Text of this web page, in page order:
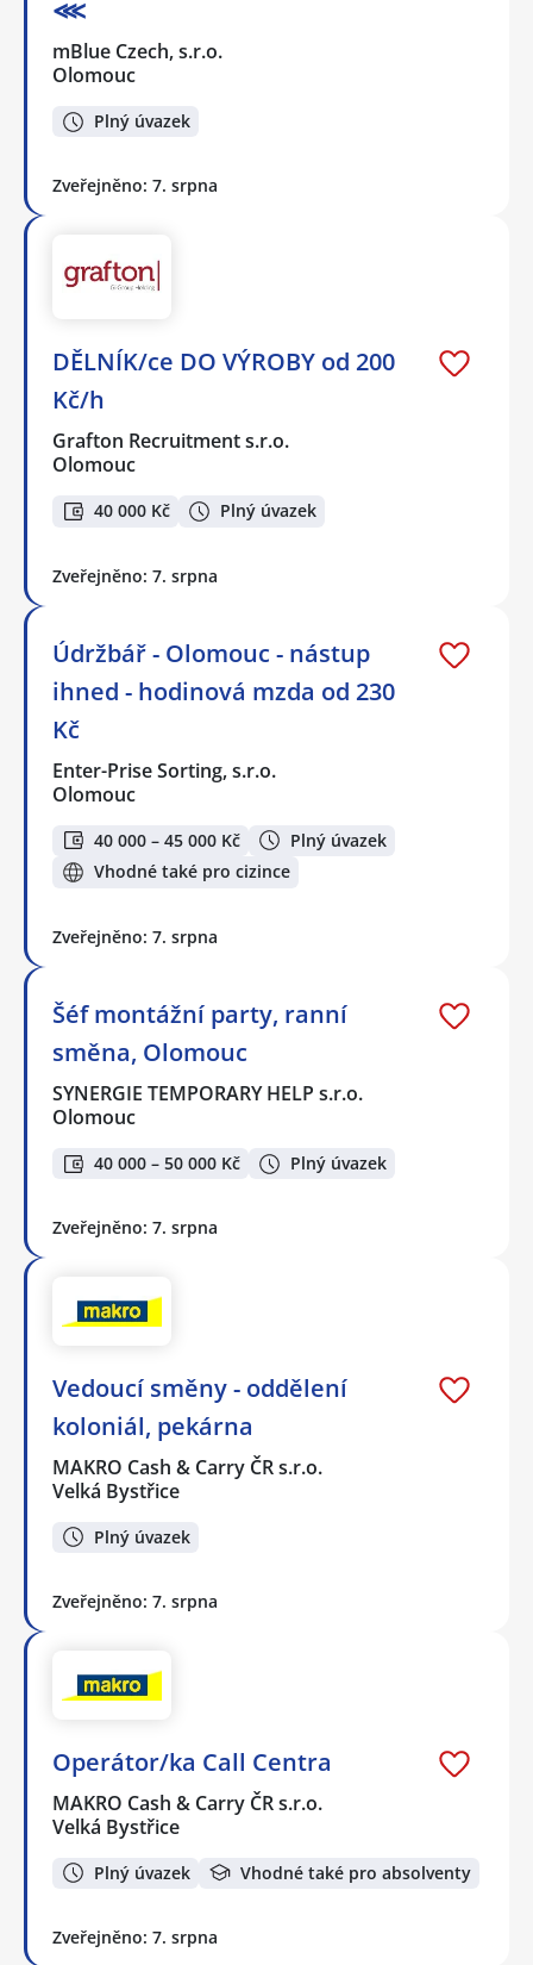
⋘
mBlue Czech, s.r.o.
Olomouc
Plný úvazek
Zveřejněno: 7. srpna
DĚLNÍK/ce DO VÝROBY od 200
Kč/h
Grafton Recruitment s.r.o.
Olomouc
40 000 Kč Plný úvazek
Zveřejněno: 7. srpna
Údržbář - Olomouc - nástup
ihned - hodinová mzda od 230
Kč
Enter-Prise Sorting, s.r.o.
Olomouc
40 000 – 45 000 Kč
Plný úvazek
Vhodné také pro cizince
Zveřejněno: 7. srpna
Šéf montážní party, ranní
směna, Olomouc
SYNERGIE TEMPORARY HELP s.r.o.
Olomouc
40 000 – 50 000 Kč Plný úvazek
Zveřejněno: 7. srpna
Vedoucí směny - oddělení
koloniál, pekárna
MAKRO Cash & Carry ČR s.r.o.
Velká Bystřice
Plný úvazek
Zveřejněno: 7. srpna
Operátor/ka Call Centra
MAKRO Cash & Carry ČR s.r.o.
Velká Bystřice
Plný úvazek Vhodné také pro absolventy
Zveřejněno: 7. srpna